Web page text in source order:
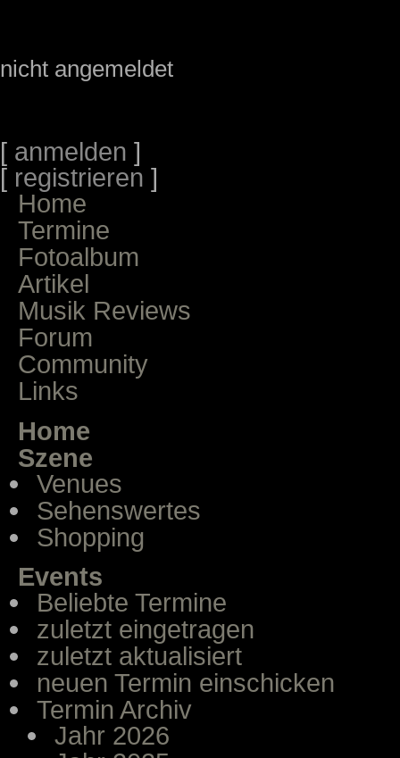
nicht angemeldet
[ anmelden ]
[ registrieren ]
Home
Termine
Fotoalbum
Artikel
Musik Reviews
Forum
Community
Links
Home
Szene
Venues
Sehenswertes
Shopping
Events
Beliebte Termine
zuletzt eingetragen
zuletzt aktualisiert
neuen Termin einschicken
Termin Archiv
Jahr 2026